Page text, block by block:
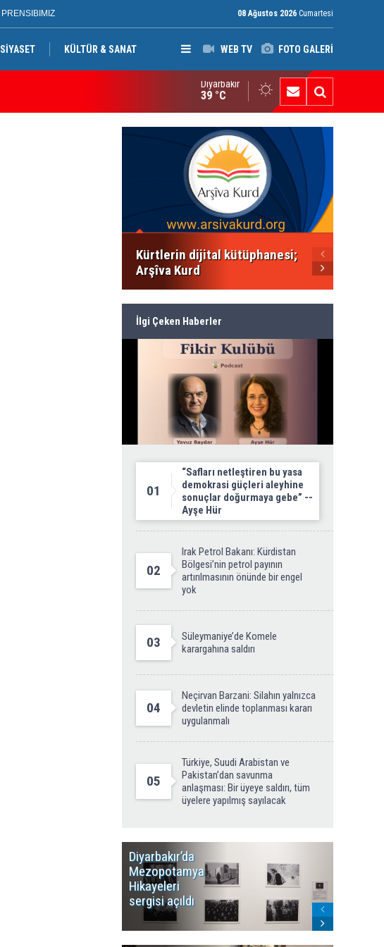
PRENSIBIMIZ 08 Ağustos 2026 Cumartesi
WEB TV FOTO GALERİ
SİYASET KÜLTÜR & SANAT
Süleymaniye’de Komele karargahına saldırı
Diyarbakır
39 °C
Kürtlerin dijital kütüphanesi;
Arşîva Kurd
İlgi Çeken Haberler
01
“Safları netleştiren bu yasa
demokrasi güçleri aleyhine
sonuçlar doğurmaya gebe” --
Ayşe Hür
02
Irak Petrol Bakanı: Kürdistan
Bölgesi’nin petrol payının
artırılmasının önünde bir engel
yok
03
Süleymaniye’de Komele
karargahına saldırı
04
Neçirvan Barzani: Silahın yalnızca
devletin elinde toplanması kararı
uygulanmalı
05
Türkiye, Suudi Arabistan ve
Pakistan’dan savunma
anlaşması: Bir üyeye saldırı, tüm
üyelere yapılmış sayılacak
Diyarbakır’da
Mezopotamya
Hikayeleri
sergisi açıldı